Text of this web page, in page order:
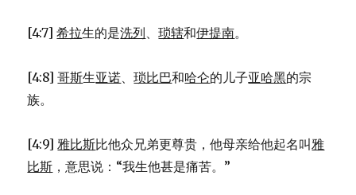
[4:7]希拉生的是洗列、琐辖和伊提南。
[4:8]哥斯生亚诺、琐比巴和哈仑的儿子亚哈黑的宗
族。
[4:9]雅比斯比他众兄弟更尊贵，他母亲给他起名叫雅
比斯 ，意思说：“我生他甚是痛苦。”